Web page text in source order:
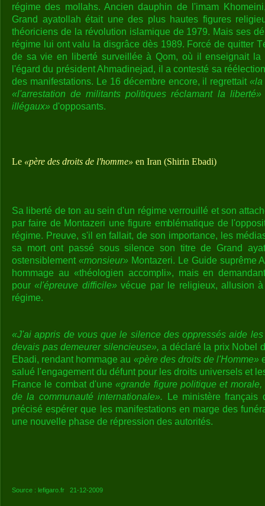
régime des mollahs. Ancien dauphin de l'imam
Grand ayatollah était une des plus hautes figures
théoriciens de la révolution islamique de 1979. Mais ses
régime lui ont valu la disgrâce dès 1989. Forcé de quitter
de sa vie en liberté surveillée à Qom, où il enseignait la
l'égard du président Ahmadinejad, il a contesté sa
des manifestations. Le 16 décembre encore, il regrettait«la
«l'arrestation de militants politiques réclamant la liberté»
illégaux» d'opposants.
Le «père des droits de l'homme» en Iran (Shirin Ebadi)
Sa liberté de ton au sein d'un régime verrouillé et son
par faire de Montazeri une figure emblématique de
régime. Preuve, s'il en fallait, de son importance, les
sa mort ont passé sous silence son titre de Grand
ostensiblement «monsieur»Montazeri. Le Guide suprême
hommage au «théologien accompli», mais en
pour«l'épreuve difficile»vécue par le religieux, allusion
régime.
«J'ai appris de vous que le silence des oppressés aide
devais pas demeurer silencieuse», a déclaré la prix Nobel
Ebadi, rendant hommage au «père des droits de l'Homme»
salué l'engagement du défunt pour les droits universels et
France le combat d'une«grande figure politique et
de la communauté internationale». Le ministère français
précisé espérer que les manifestations en marge des
une nouvelle phase de répression des autorités.
Source : lefigaro.fr 21-12-2009